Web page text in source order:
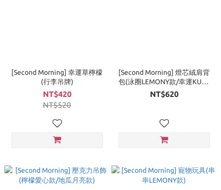
[Second Morning] 幸運草檸檬
(行李吊牌)
NT$420
NT$520
[Second Morning] 燈芯絨肩背
包(泳圈LEMONY款/幸運KUMI
款)
NT$620